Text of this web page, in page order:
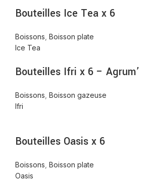
Bouteilles Ice Tea x 6
Boissons Boisson plate
Ice Tea
Bouteilles Ifri x 6 – Agrum’
Boissons Boisson gazeuse
Ifri
Bouteilles Oasis x 6
Boissons Boisson plate
Oasis